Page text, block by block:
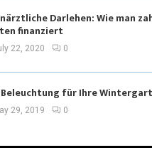
Darlehen: Wie man
finanziert
22, 2020 0
Beleuchtung für Ihre
29, 2019 0